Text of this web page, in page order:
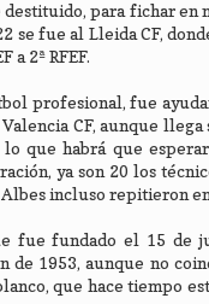
para fichar en
se fue al Lleida CF,
a 2ª RFEF.
profesional, fue
CF, aunque
que habrá que
ya son 20 los
incluso repitieron
fue fundado el 15 de
1953, aunque no
que hace tiempo